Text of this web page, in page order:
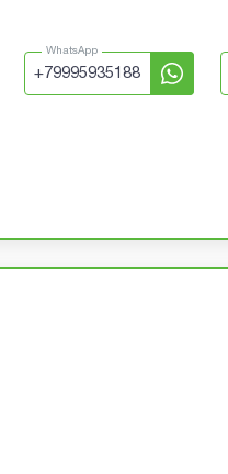
WhatsApp
+79995935188